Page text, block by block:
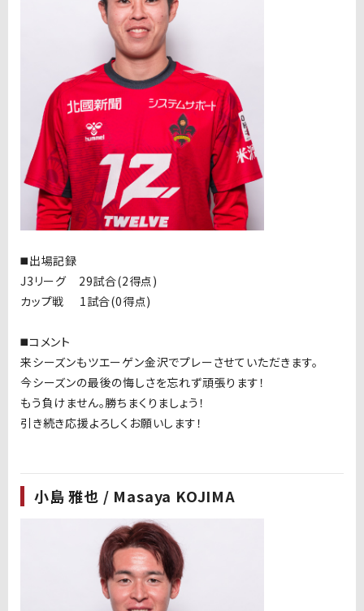
◼️出場記録
J3リーグ 29試合(2得点)
カップ戦 1試合(0得点)
◼️コメント
来シーズンもツエーゲン金沢でプレーさせていただきます。
今シーズンの最後の悔しさを忘れず頑張ります！
もう負けません。勝ちまくりましょう！
引き続き応援よろしくお願いします！
小島 雅也 / Masaya KOJIMA